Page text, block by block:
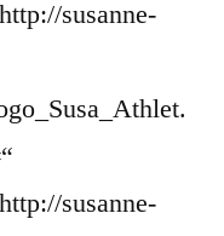
susanne-
susanne-